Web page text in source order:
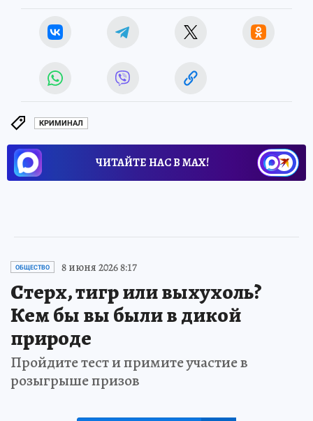
КРИМИНАЛ
ЧИТАЙТЕ НАС В МАХ!
ОБЩЕСТВО 8 июня 2026 8:17
Стерх, тигр или выхухоль?
Кем бы вы были в дикой
природе
Пройдите тест и примите участие в
розыгрыше призов